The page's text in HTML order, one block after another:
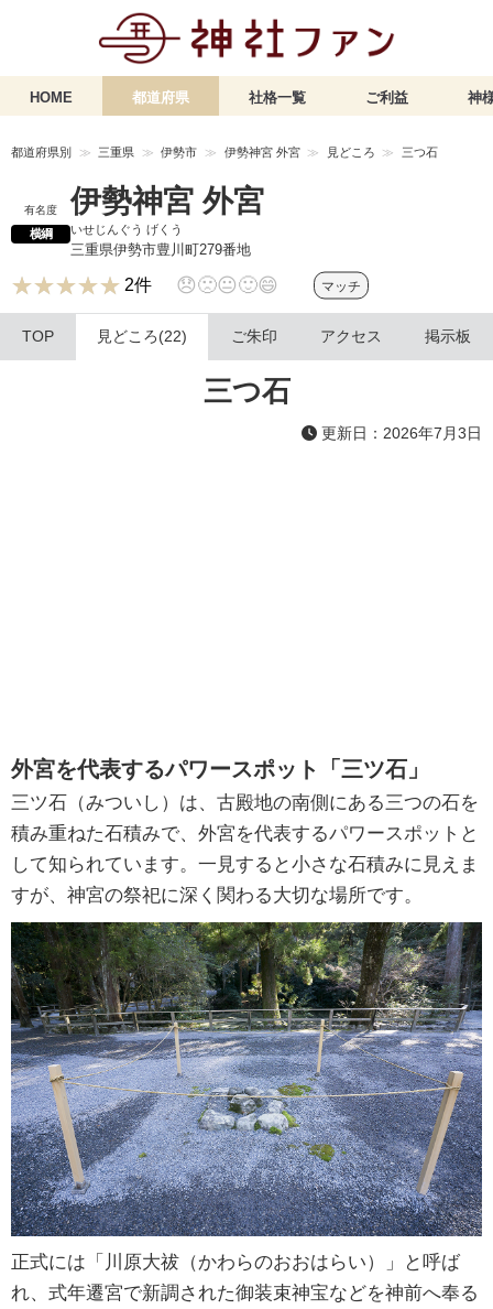
HOME 都道府県 社格一覧 ご利益 神
都道府県別 三重県 伊勢市 伊勢神宮 外宮 見どころ 三つ石
有名度
横綱
伊勢神宮 外宮
いせじんぐう げくう
三重県伊勢市豊川町279番地
★★★★★
★★★★★ 2件 😞🙁😐🙂😄 マッチ
TOP 見どころ(22) ご朱印 アクセス 掲示板
三つ石
更新日：2026年7月3日
外宮を代表するパワースポット「三ツ石」
三ツ石（みついし）は、古殿地の南側にある三つの石を
積み重ねた石積みで、外宮を代表するパワースポットと
して知られています。一見すると小さな石積みに見えま
すが、神宮の祭祀に深く関わる大切な場所です。
正式には「川原大祓（かわらのおおはらい）」と呼ば
れ、式年遷宮で新調された御装束神宝などを神前へ奉る